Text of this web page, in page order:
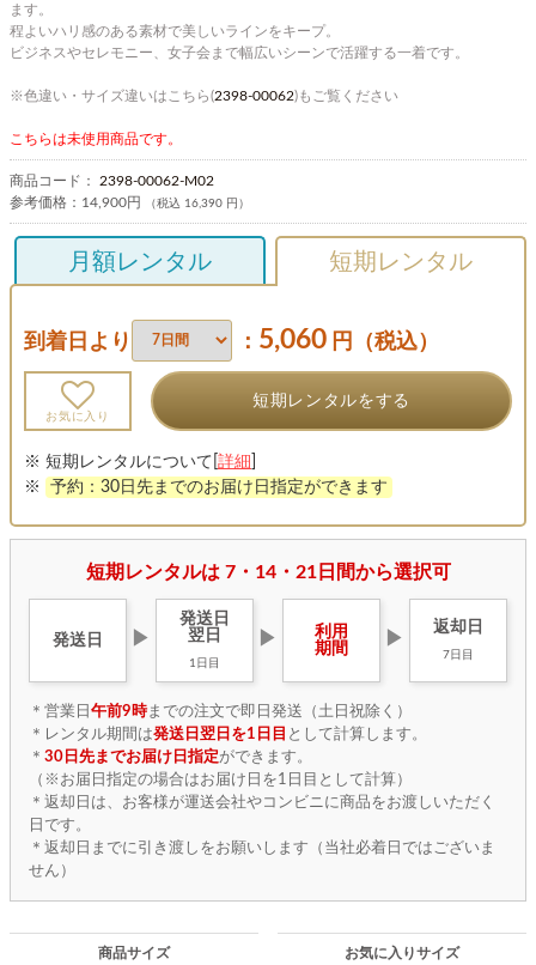
ます。
程よいハリ感のある素材で美しいラインをキープ。
ビジネスやセレモニー、女子会まで幅広いシーンで活躍する一着です。
※色違い・サイズ違いはこちら(2398-00062)もご覧ください
こちらは未使用商品です。
商品コード： 2398-00062-M02
参考価格： 14,900円 （税込 16,390 円）
月額レンタル 短期レンタル
到着日より ： 5,060 円（税込）
お気に入り
短期レンタルをする
※ 短期レンタルについて[ 詳細
※
予約：30日先までのお届け日指定ができます
短期レンタルは 7・14・21日間から選択可
発送日 ▶
発送日
翌日
1日目
▶
利用
期間
▶
返却日
7日目
＊営業日 午前9時までの注文で即日発送（土日祝除く）
＊レンタル期間は発送日翌日を1日目 として計算します。
＊ 30日先までお届け日指定ができます。
（※お届日指定の場合はお届け日を1日目として計算）
＊返却日は、お客様が運送会社やコンビニに商品をお渡しいただく
日です。
＊返却日までに引き渡しをお願いします（当社必着日ではございま
せん）
商品サイズ お気に入りサイズ